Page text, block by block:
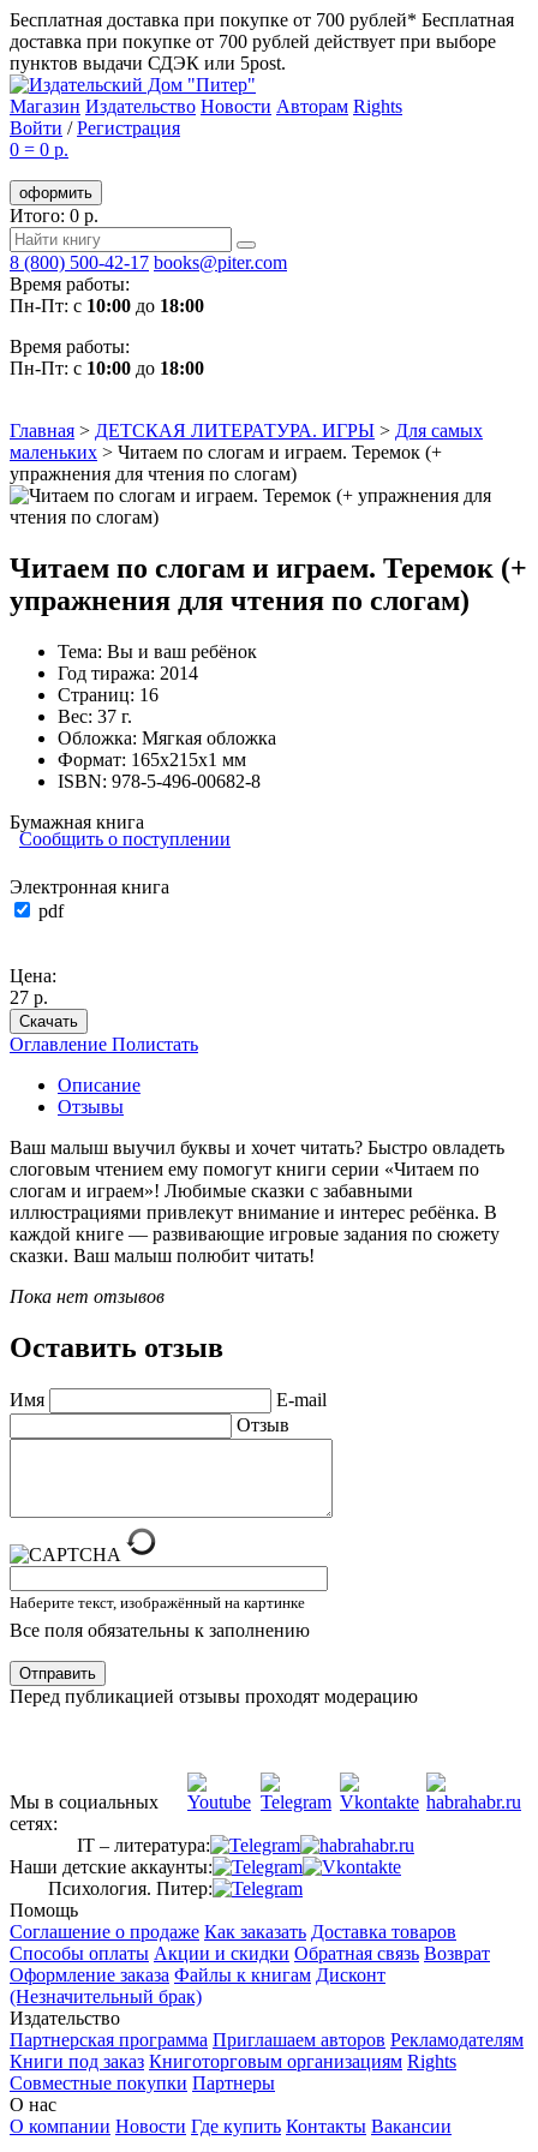
Бесплатная доставка при покупке от 700 рублей* Бесплатная
доставка при покупке от 700 рублей действует при выборе
пунктов выдачи СДЭК или 5post.
Магазин Издательство Новости Авторам Rights
Войти /Регистрация
0 = 0 р.
оформить
Итого: 0 р.
8 (800) 500-42-17 books@piter.com
Время работы:
Пн-Пт: с 10:00 до 18:00
Время работы:
Пн-Пт: с 10:00 до 18:00
Главная > ДЕТСКАЯ ЛИТЕРАТУРА. ИГРЫ > Для самых
маленьких > Читаем по слогам и играем. Теремок (+
упражнения для чтения по слогам)
Читаем по слогам и играем. Теремок (+
упражнения для чтения по слогам)
Тема: Вы и ваш ребёнок
Год тиража: 2014
Страниц: 16
Вес: 37 г.
Обложка: Мягкая обложка
Формат: 165х215х1 мм
ISBN: 978-5-496-00682-8
Бумажная книга
Сообщить о поступлении
Электронная книга
pdf
Цена:
27 р.
Скачать
Оглавление Полистать
Описание
Отзывы
Ваш малыш выучил буквы и хочет читать? Быстро овладеть
слоговым чтением ему помогут книги серии «Читаем по
слогам и играем»! Любимые сказки с забавными
иллюстрациями привлекут внимание и интерес ребёнка. В
каждой книге — развивающие игровые задания по сюжету
сказки. Ваш малыш полюбит читать!
Пока нет отзывов
Оставить отзыв
Имя
E-mail
Отзыв
Наберите текст, изображённый на картинке
Все поля обязательны к заполнению
Отправить
Перед публикацией отзывы проходят модерацию
Мы в социальных
сетях:
IT – литература:
Наши детские аккаунты:
Психология. Питер:
Помощь
Соглашение о продаже Как заказать Доставка товаров
Способы оплаты Акции и скидки Обратная связь Возврат
Оформление заказа Файлы к книгам Дисконт
(Незначительный брак)
Издательство
Партнерская программа Приглашаем авторов Рекламодателям
Книги под заказ Книготорговым организациям Rights
Совместные покупки Партнеры
О нас
О компании Новости Где купить Контакты Вакансии